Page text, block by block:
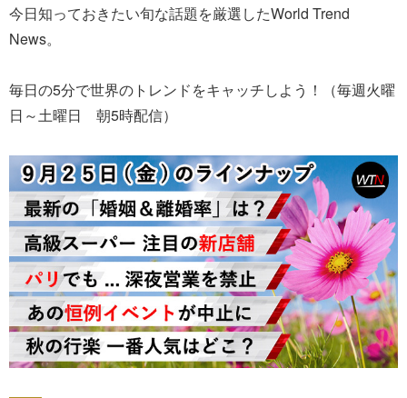
今日知っておきたい旬な話題を厳選したWorld Trend
News。
毎日の5分で世界のトレンドをキャッチしよう！（毎週火曜
日～土曜日 朝5時配信）